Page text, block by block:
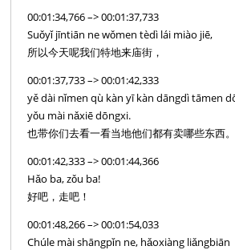
00:01:34,766 –> 00:01:37,733
Suǒyǐ jīntiān ne wǒmen tèdì lái miào jiē,
所以今天呢我们特地来庙街，
00:01:37,733 –> 00:01:42,333
yě dài nǐmen qù kàn yī kàn dāngdì tāmen
yǒu mài nǎxiē dōngxi.
也带你们去看一看当地他们都有卖哪些东西。
00:01:42,333 –> 00:01:44,366
Hǎo ba, zǒu ba!
好吧，走吧！
00:01:48,266 –> 00:01:54,033
Chúle mài shāngpǐn ne, hǎoxiàng liǎngbiān